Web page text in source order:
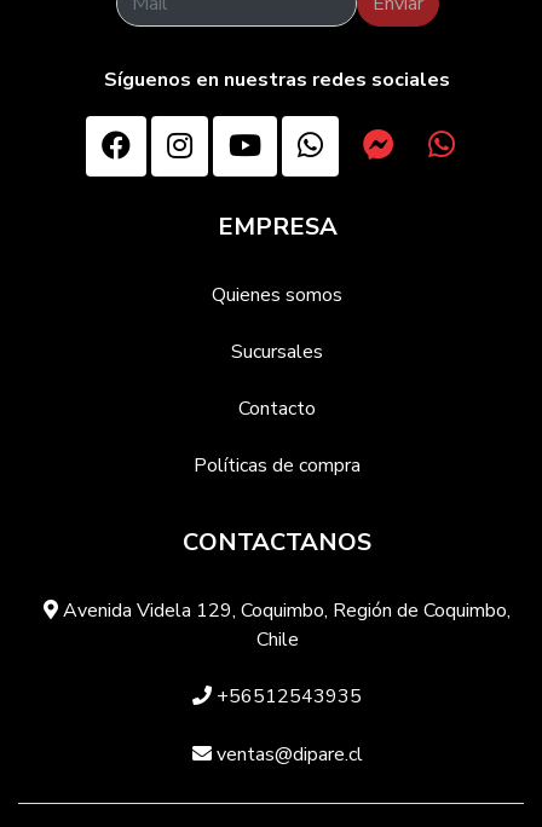
Síguenos en nuestras redes sociales
EMPRESA
Quienes somos
Sucursales
Contacto
Políticas de compra
CONTACTANOS
Avenida Videla 129, Coquimbo, Región de Coquimbo,
Chile
+56512543935
ventas@dipare.cl